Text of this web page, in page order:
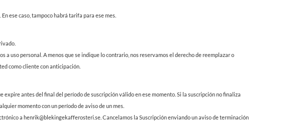
ese caso, tampoco habrá tarifa para ese mes.
uso personal. A menos que se indique lo contrario, nos reservamos el derecho de reemplazar o
como cliente con anticipación.
antes del final del período de suscripción válido en ese momento. Si la suscripción no finaliza
momento con un período de aviso de un mes.
a henrik@blekingekafferosteri.se. Cancelamos la Suscripción enviando un aviso de terminación